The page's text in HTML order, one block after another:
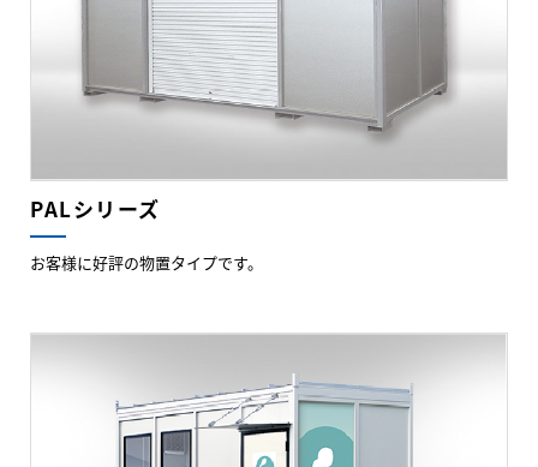
PALシリーズ
お客様に好評の物置タイプです。